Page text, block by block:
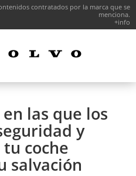
contratados por la marca que se
menciona.
+info
las que los
y
coche
salvación